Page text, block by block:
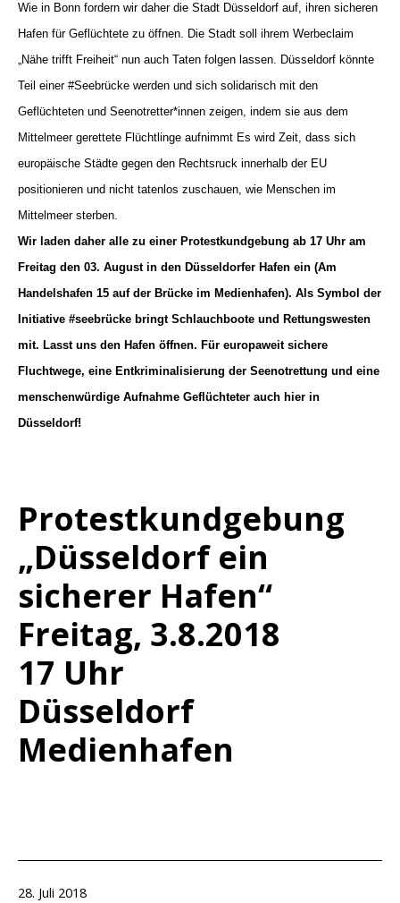
Wie in Bonn fordern wir daher die Stadt Düsseldorf auf, ihren sicheren
Hafen für Geflüchtete zu öffnen. Die Stadt soll ihrem Werbeclaim
„Nähe trifft Freiheit“ nun auch Taten folgen lassen. Düsseldorf könnte
Teil einer #Seebrücke werden und sich solidarisch mit den
Geflüchteten und Seenotretter*innen zeigen, indem sie aus dem
Mittelmeer gerettete Flüchtlinge aufnimmt Es wird Zeit, dass sich
europäische Städte gegen den Rechtsruck innerhalb der EU
positionieren und nicht tatenlos zuschauen, wie Menschen im
Mittelmeer sterben.
Wir laden daher alle zu einer Protestkundgebung ab 17 Uhr am
Freitag den 03. August in den Düsseldorfer Hafen ein (Am
Handelshafen 15 auf der Brücke im Medienhafen). Als Symbol der
Initiative #seebrücke bringt Schlauchboote und Rettungswesten
mit. Lasst uns den Hafen öffnen. Für europaweit sichere
Fluchtwege, eine Entkriminalisierung der Seenotrettung und eine
menschenwürdige Aufnahme Geflüchteter auch hier in
Düsseldorf!
Protestkundgebung
„Düsseldorf ein
sicherer Hafen“
Freitag, 3.8.2018
17 Uhr
Düsseldorf
Medienhafen
Veröffentlicht
28. Juli 2018